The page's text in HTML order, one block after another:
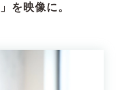
を映像に。